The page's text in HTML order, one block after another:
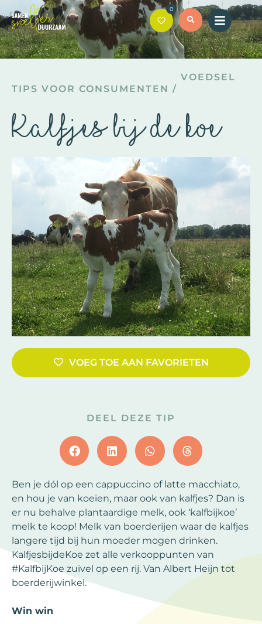
0
TIPS VOOR CONSUMENTEN /
VOEDSEL
Kalfjes bij de koe
Ben je dól op een cappuccino of latte macchiato,
en hou je van koeien, maar ook van kalfjes? Dan is
er nu behalve plantaardige melk, ook ‘kalfbijkoe’
melk te koop! Melk van boerderijen waar de kalfjes
langere tijd bij hun moeder mogen drinken.
KalfjesbijdeKoe zet alle verkooppunten van
#KalfbijKoe zuivel op een rij. Van Albert Heijn tot
boerderijwinkel.
Win win
VOEG TOE AAN FAVORIETEN
DEEL DEZE TIP